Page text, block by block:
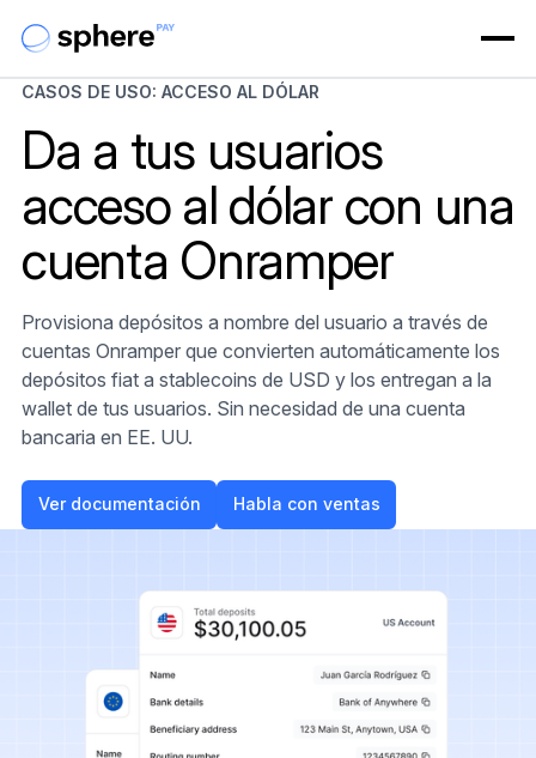
CASOS DE USO: ACCESO AL DÓLAR
Da a tus usuarios
acceso al dólar con una
cuenta Onramper
Provisiona depósitos a nombre del usuario a través de
cuentas Onramper que convierten automáticamente los
depósitos fiat a stablecoins de USD y los entregan a la
wallet de tus usuarios. Sin necesidad de una cuenta
bancaria en EE. UU.
Ver documentación
Ver documentación
Habla con ventas
Habla con ventas